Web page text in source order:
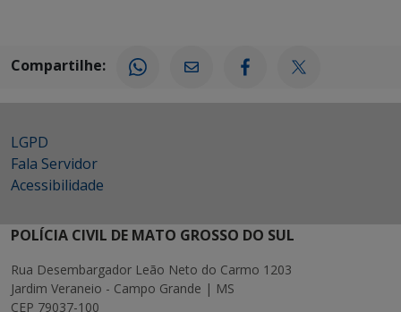
Compartilhe:
LGPD
Fala Servidor
Acessibilidade
POLÍCIA CIVIL DE MATO GROSSO DO SUL
Rua Desembargador Leão Neto do Carmo 1203
Jardim Veraneio - Campo Grande | MS
CEP 79037-100